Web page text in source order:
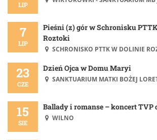
LIP
7
LIP
Pieśni (z) gór w Schronisku
Roztoki
SCHRONISKO PTTK W DOLINIE
23
CZE
Dzień Ojca w Domu Maryi
SANKTUARIUM MATKI BOŻEJ
15
SIE
Ballady i romanse – koncert TVP
WILNO